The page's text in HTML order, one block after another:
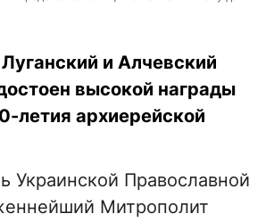
и Алчевский
высокой награды
летия архиерейской
Украинской Православной
Митрополит